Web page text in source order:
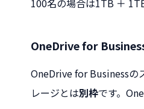
100名の場合は1TB ＋
OneDrive for
OneDrive for Businessの
レージとは別枠です。